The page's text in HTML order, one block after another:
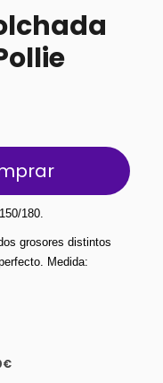
180.
grosores distintos
Medida: